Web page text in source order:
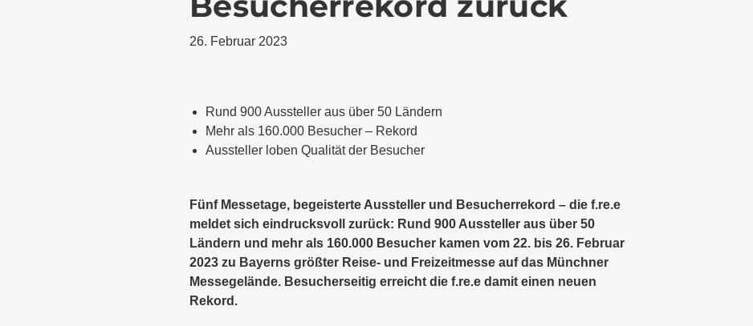
26. Februar 2023
Rund 900 Aussteller aus über 50 Ländern
Mehr als 160.000 Besucher – Rekord
Aussteller loben Qualität der Besucher
Fünf Messetage, begeisterte Aussteller und Besucherrekord – die f.re.e
meldet sich eindrucksvoll zurück: Rund 900 Aussteller aus über 50
Ländern und mehr als 160.000 Besucher kamen vom 22. bis 26. Februar
2023 zu Bayerns größter Reise- und Freizeitmesse auf das Münchner
Messegelände. Besucherseitig erreicht die f.re.e damit einen neuen
Rekord.